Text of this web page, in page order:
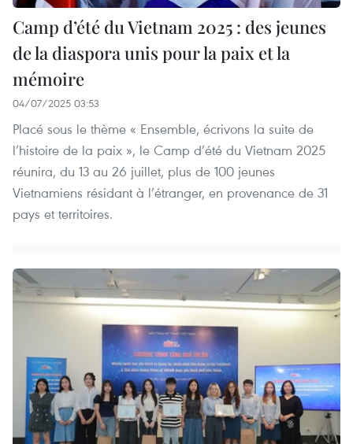
Camp d’été du Vietnam 2025 : des jeunes
de la diaspora unis pour la paix et la
mémoire
04/07/2025 03:53
Placé sous le thème « Ensemble, écrivons la suite de
l’histoire de la paix », le Camp d’été du Vietnam 2025
réunira, du 13 au 26 juillet, plus de 100 jeunes
Vietnamiens résidant à l’étranger, en provenance de 31
pays et territoires.